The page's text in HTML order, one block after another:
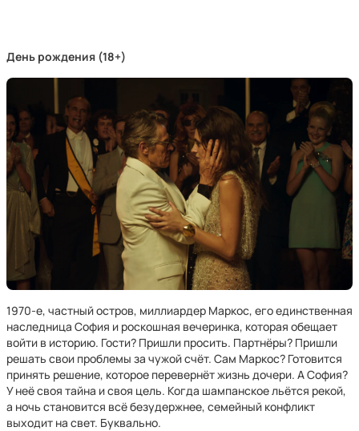
День рождения (18+)
1970-е, частный остров, миллиардер Маркос, его единственная
наследница София и роскошная вечеринка, которая обещает
войти в историю. Гости? Пришли просить. Партнёры? Пришли
решать свои проблемы за чужой счёт. Сам Маркос? Готовится
принять решение, которое перевернёт жизнь дочери. А София?
У неё своя тайна и своя цель. Когда шампанское льётся рекой,
а ночь становится всё безудержнее, семейный конфликт
выходит на свет. Буквально.